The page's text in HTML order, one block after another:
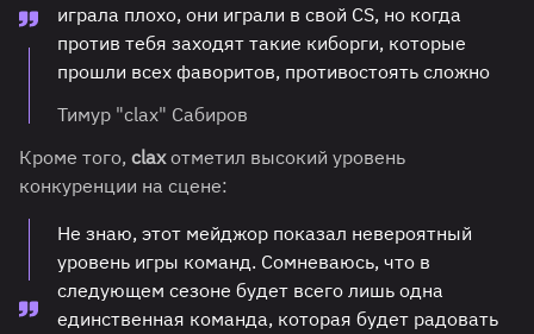
играла плохо, они играли в свой CS, но когда
против тебя заходят такие киборги, которые
прошли всех фаворитов, противостоять сложно
Тимур "clax" Сабиров
Кроме того, claxотметил высокий уровень
конкуренции на сцене:
Не знаю, этот мейджор показал невероятный
уровень игры команд. Сомневаюсь, что в
следующем сезоне будет всего лишь одна
единственная команда, которая будет радовать